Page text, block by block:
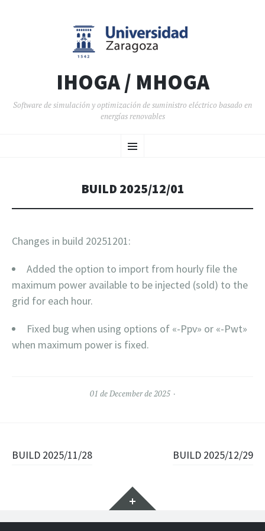
IHOGA / MHOGA
Software de simulación y optimización de suministro eléctrico basado en
energías renovables
BUILD 2025/12/01
Changes in build 20251201:
Added the option to import from hourly file the
maximum power available to be injected (sold) to the
grid for each hour.
Fixed bug when using options of «-Ppv» or «-Pwt»
when maximum power is fixed.
01 de December de 2025
Navegación de entradas
BUILD 2025/11/28 BUILD 2025/12/29
Widgets